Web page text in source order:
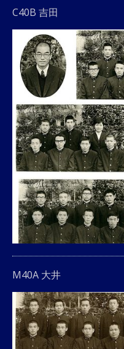
C40B 吉田
M40A 大井